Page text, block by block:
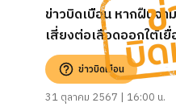
ข่าวบิดเบือน หากฝืนจา
เสี่ยงต่อเลือดออกใต้เ
ข่าวบิดเบือน
31 ตุลาคม 2567 | 16:00 น.